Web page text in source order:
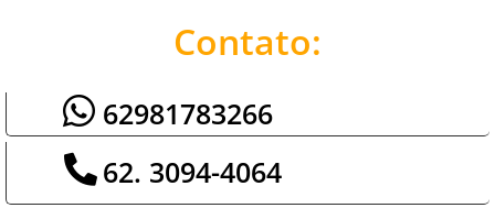
Contato:
62981783266
62. 3094-4064